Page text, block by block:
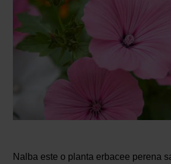
Nalba este o planta erbacee perena